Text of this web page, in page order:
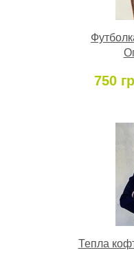
750
Тепла